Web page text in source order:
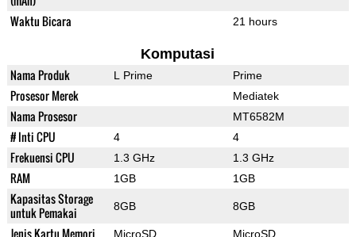
Waktu Bicara 21 hours
Komputasi
Nama Produk L Prime Prime
Prosesor Merek Mediatek
Nama Prosesor MT6582M
# Inti CPU 4 4
Frekuensi CPU 1.3 GHz 1.3 GHz
RAM 1GB 1GB
Kapasitas Storage
untuk Pemakai
8GB 8GB
Jenis Kartu Memori MicroSD MicroSD